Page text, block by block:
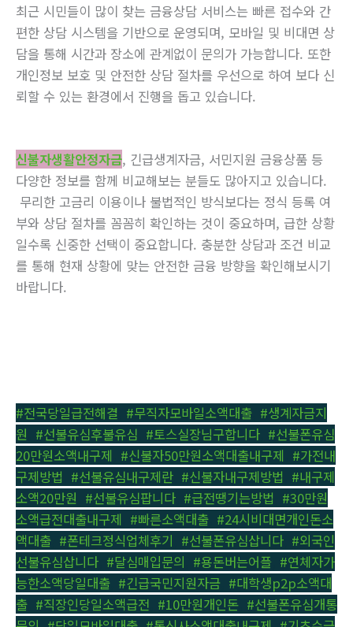
최근 시민들이 많이 찾는 금융상담 서비스는 빠른 접수와 간
편한 상담 시스템을 기반으로 운영되며, 모바일 및 비대면 상
담을 통해 시간과 장소에 관계없이 문의가 가능합니다. 또한
개인정보 보호 및 안전한 상담 절차를 우선으로 하여 보다 신
뢰할 수 있는 환경에서 진행을 돕고 있습니다.
신불자생활안정자금, 긴급생계자금, 서민지원 금융상품 등
다양한 정보를 함께 비교해보는 분들도 많아지고 있습니다.
무리한 고금리 이용이나 불법적인 방식보다는 정식 등록 여
부와 상담 절차를 꼼꼼히 확인하는 것이 중요하며, 급한 상황
일수록 신중한 선택이 중요합니다. 충분한 상담과 조건 비교
를 통해 현재 상황에 맞는 안전한 금융 방향을 확인해보시기
바랍니다.
#전국당일급전해결 #무직자모바일소액대출 #생계자금지
원 #선불유심후불유심 #토스실장님구합니다 #선불폰유심
20만원소액내구제 #신불자50만원소액대출내구제 #가전내
구제방법 #선불유심내구제란 #신불자내구제방법 #내구제
소액20만원 #선불유심팝니다 #급전땡기는방법 #30만원
소액급전대출내구제 #빠른소액대출 #24시비대면개인돈소
액대출 #폰테크정식업체후기 #선불폰유심삽니다 #외국인
선불유심삽니다 #달심매입문의 #용돈버는어플 #연체자가
능한소액당일대출 #긴급국민지원자금 #대학생p2p소액대
출 #직장인당일소액급전 #10만원개인돈 #선불폰유심개통